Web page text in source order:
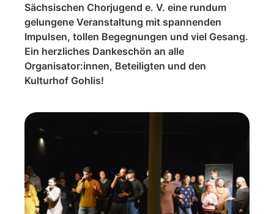
Sächsischen Chorjugend e. V. eine rundum
gelungene Veranstaltung mit spannenden
Impulsen, tollen Begegnungen und viel Gesang.
Ein herzliches Dankeschön an alle
Organisator:innen, Beteiligten und den
Kulturhof Gohlis!